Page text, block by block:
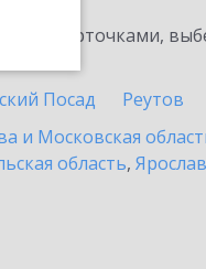
карточками,
Посад Реутов
и Московская
область,